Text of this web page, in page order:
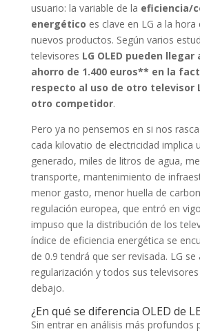
usuario: la variable de la eficiencia/
energético es clave en LG a la hora
nuevos productos. Según varios
televisores LG OLED pueden llegar
ahorro de 1.400 euros** en la
respecto al uso de otro televisor
otro competidor.
Pero ya no pensemos en si nos
cada kilovatio de electricidad implica
generado, miles de litros de agua,
transporte, mantenimiento de
menor gasto, menor huella de
regulación europea, que entró en
impuso que la distribución de los
índice de eficiencia energética se
de 0.9 tendrá que ser revisada. LG
regularización y todos sus
debajo.
¿En qué se diferencia OLED de
Sin entrar en análisis más profundos